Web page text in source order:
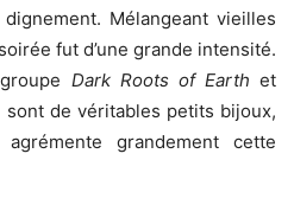
Mélangeant vieilles
fut d’une grande intensité.
Dark Roots of Earth et
sont de véritables petits bijoux,
grandement cette